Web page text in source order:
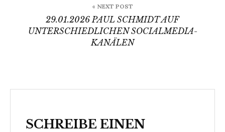
« NEXT POST
29.01.2026 PAUL SCHMIDT AUF
UNTERSCHIEDLICHEN SOCIALMEDIA-
KANÄLEN
SCHREIBE EINEN